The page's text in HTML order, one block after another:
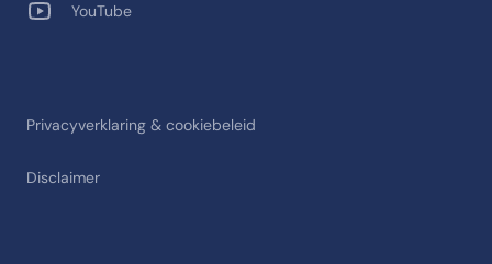
Privacyverklaring & cookiebeleid
Disclaimer
YouTube